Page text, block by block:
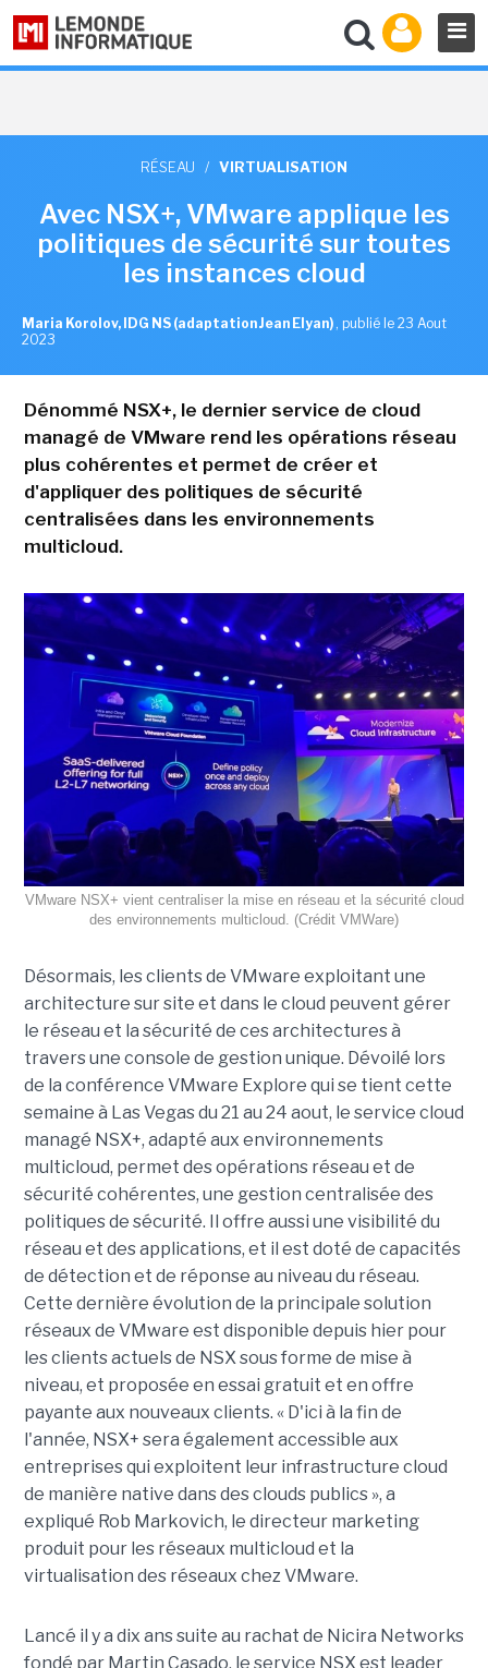
RÉSEAU / VIRTUALISATION
Avec NSX+, VMware applique les
politiques de sécurité sur toutes
les instances cloud
Maria Korolov, IDG NS (adaptation Jean Elyan) , publié le 23 Aout
2023
Dénommé NSX+, le dernier service de cloud
managé de VMware rend les opérations réseau
plus cohérentes et permet de créer et
d'appliquer des politiques de sécurité
centralisées dans les environnements
multicloud.
VMware NSX+ vient centraliser la mise en réseau et la sécurité cloud
des environnements multicloud. (Crédit VMWare)
Désormais, les clients de VMware exploitant une
architecture sur site et dans le cloud peuvent gérer
le réseau et la sécurité de ces architectures à
travers une console de gestion unique. Dévoilé lors
de la conférence VMware Explore qui se tient cette
semaine à Las Vegas du 21 au 24 aout, le service cloud
managé NSX+, adapté aux environnements
multicloud, permet des opérations réseau et de
sécurité cohérentes, une gestion centralisée des
politiques de sécurité. Il offre aussi une visibilité du
réseau et des applications, et il est doté de capacités
de détection et de réponse au niveau du réseau.
Cette dernière évolution de la principale solution
réseaux de VMware est disponible depuis hier pour
les clients actuels de NSX sous forme de mise à
niveau, et proposée en essai gratuit et en offre
payante aux nouveaux clients. « D'ici à la fin de
l'année, NSX+ sera également accessible aux
entreprises qui exploitent leur infrastructure cloud
de manière native dans des clouds publics », a
expliqué Rob Markovich, le directeur marketing
produit pour les réseaux multicloud et la
virtualisation des réseaux chez VMware.
Lancé il y a dix ans suite au rachat de Nicira Networks
fondé par Martin Casado, le service NSX est leader